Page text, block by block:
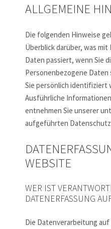
ALLGEMEINE
Die folgenden Hinweise
Überblick darüber, was
Daten passiert, wenn Sie
Personenbezogene Daten
Sie persönlich identifiziert
Ausführliche
entnehmen Sie unserer
aufgeführten
WEBSITE
WER IST
DATENERFASSUNG
Die Datenverarbeitung